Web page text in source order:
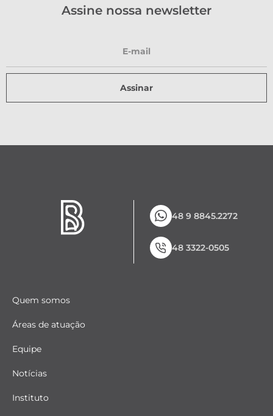
Assine nossa newsletter
Assinar
48 9 8845.2272
48 3322-0505
Quem somos
Áreas de atuação
Equipe
Notícias
Instituto